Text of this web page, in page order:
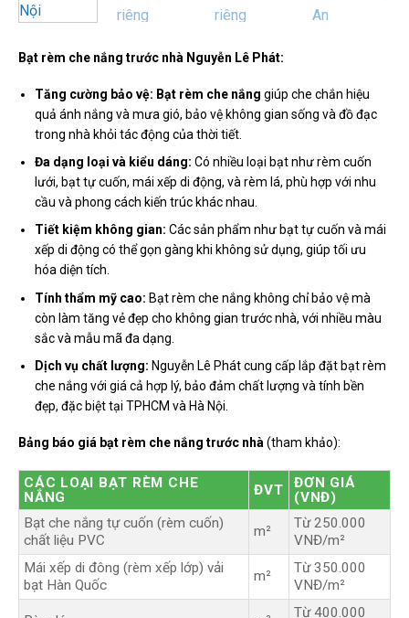
Bạt rèm che nắng trước nhà Nguyễn Lê Phát:
Tăng cường bảo vệ: Bạt rèm che nắng giúp che chắn hiệu
quả ánh nắng và mưa gió, bảo vệ không gian sống và đồ đạc
trong nhà khỏi tác động của thời tiết.
Đa dạng loại và kiểu dáng: Có nhiều loại bạt như rèm cuốn
lưới, bạt tự cuốn, mái xếp di động, và rèm lá, phù hợp với nhu
cầu và phong cách kiến trúc khác nhau.
Tiết kiệm không gian: Các sản phẩm như bạt tự cuốn và mái
xếp di động có thể gọn gàng khi không sử dụng, giúp tối ưu
hóa diện tích.
Tính thẩm mỹ cao: Bạt rèm che nắng không chỉ bảo vệ mà
còn làm tăng vẻ đẹp cho không gian trước nhà, với nhiều màu
sắc và mẫu mã đa dạng.
Dịch vụ chất lượng: Nguyễn Lê Phát cung cấp lắp đặt bạt rèm
che nắng với giá cả hợp lý, bảo đảm chất lượng và tính bền
đẹp, đặc biệt tại TPHCM và Hà Nội.
Bảng báo giá bạt rèm che nắng trước nhà(tham khảo):
CÁC LOẠI BẠT RÈM CHE
NẮNG
ĐVT
ĐƠN GIÁ
(VNĐ)
Bạt che nắng tự cuốn (rèm cuốn)
chất liệu PVC
m²
Từ 250.000
VNĐ/m²
Mái xếp di đông (rèm xếp lớp) vải
bạt Hàn Quốc
m²
Từ 350.000
VNĐ/m²
Từ 400.000